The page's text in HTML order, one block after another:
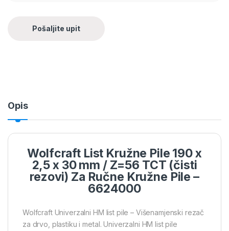
Opis
Wolfcraft List Kružne Pile 190 x
2,5 x 30 mm / Z=56 TCT (čisti
rezovi) Za Ručne Kružne Pile –
6624000
Wolfcraft Univerzalni HM list pile – Višenamjenski rezač
za drvo, plastiku i metal. Univerzalni HM list pile